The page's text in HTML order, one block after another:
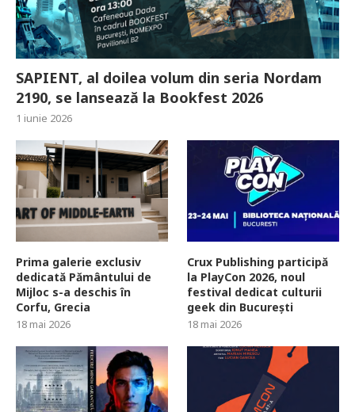
SAPIENT, al doilea volum din seria Nordam
2190, se lansează la Bookfest 2026
1 iunie 2026
Prima galerie exclusiv
dedicată Pământului de
Mijloc s-a deschis în
Corfu, Grecia
18 mai 2026
Crux Publishing participă
la PlayCon 2026, noul
festival dedicat culturii
geek din București
18 mai 2026